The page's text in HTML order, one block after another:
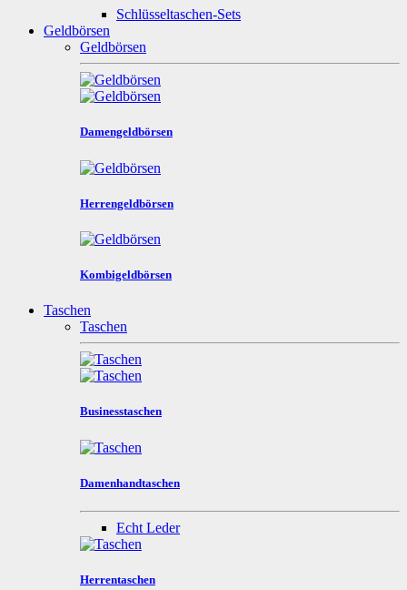
Schlüsseltaschen-Sets
Geldbörsen
Geldbörsen
Damengeldbörsen
Herrengeldbörsen
Kombigeldbörsen
Taschen
Taschen
Businesstaschen
Damenhandtaschen
Echt Leder
Herrentaschen